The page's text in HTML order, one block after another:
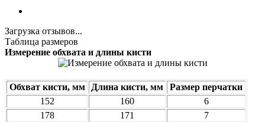
Загрузка отзывов...
Таблица размеров
Измерение обхвата и длины кисти
Обхват кисти, мм Длина кисти, мм
Размер перчатки
152
160
6
178
171
7